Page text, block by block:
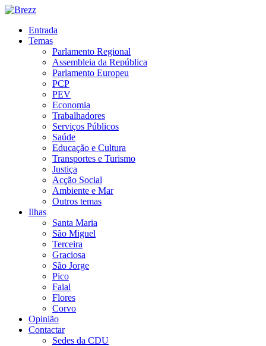
Entrada
Temas
Parlamento Regional
Assembleia da República
Parlamento Europeu
PCP
PEV
Economia
Trabalhadores
Serviços Públicos
Saúde
Educação e Cultura
Transportes e Turismo
Justiça
Acção Social
Ambiente e Mar
Outros temas
Ilhas
Santa Maria
São Miguel
Terceira
Graciosa
São Jorge
Pico
Faial
Flores
Corvo
Opinião
Contactar
Sedes da CDU